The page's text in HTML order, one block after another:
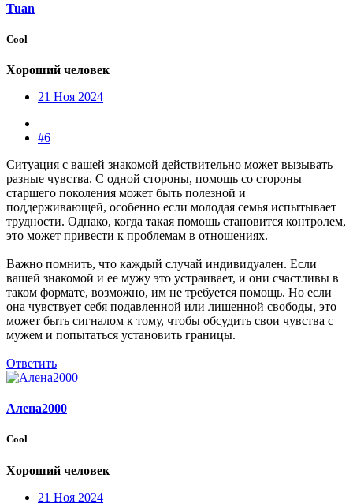
Tuan
Cool
Хороший человек
21 Ноя 2024
#6
Ситуация с вашей знакомой действительно может вызывать
разные чувства. С одной стороны, помощь со стороны
старшего поколения может быть полезной и
поддерживающей, особенно если молодая семья испытывает
трудности. Однако, когда такая помощь становится контролем,
это может привести к проблемам в отношениях.
Важно помнить, что каждый случай индивидуален. Если
вашей знакомой и ее мужу это устраивает, и они счастливы в
таком формате, возможно, им не требуется помощь. Но если
она чувствует себя подавленной или лишенной свободы, это
может быть сигналом к тому, чтобы обсудить свои чувства с
мужем и попытаться установить границы.
Ответить
Алена2000
Cool
Хороший человек
21 Ноя 2024